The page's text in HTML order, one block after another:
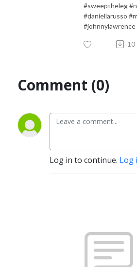
#sweeptheleg
#daniellarusso
10
Comment (0)
Log in to continue. Log